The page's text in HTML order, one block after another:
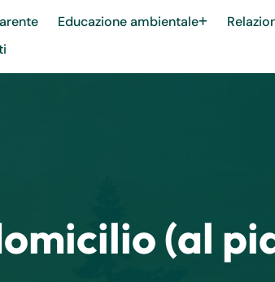
Educazione ambientale
(al